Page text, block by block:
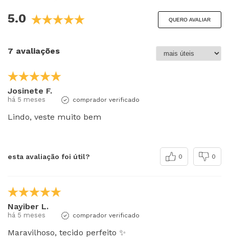
5.0 QUERO AVALIAR
7 avaliações
Josinete F.
há 5 meses comprador verificado
Lindo, veste muito bem
esta avaliação foi útil? 0 0
Nayiber L.
há 5 meses comprador verificado
Maravilhoso, tecido perfeito ✨